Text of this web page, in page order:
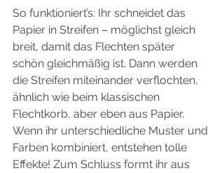
So funktioniert’s: Ihr schneidet das
Papier in Streifen – möglichst gleich
breit, damit das Flechten später
schön gleichmäßig ist. Dann werden
die Streifen miteinander verflochten,
ähnlich wie beim klassischen
Flechtkorb, aber eben aus Papier.
Wenn ihr unterschiedliche Muster und
Farben kombiniert, entstehen tolle
Effekte! Zum Schluss formt ihr aus